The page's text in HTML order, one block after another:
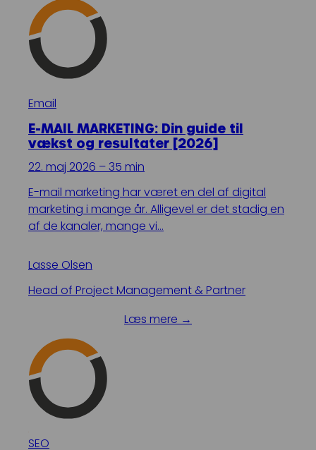
Email
E-MAIL MARKETING: Din guide til
vækst og resultater [2026]
22. maj 2026 – 35 min
E-mail marketing har været en del af digital
marketing i mange år. Alligevel er det stadig en
af de kanaler, mange vi…
Lasse Olsen
Head of Project Management & Partner
Læs mere →
SEO